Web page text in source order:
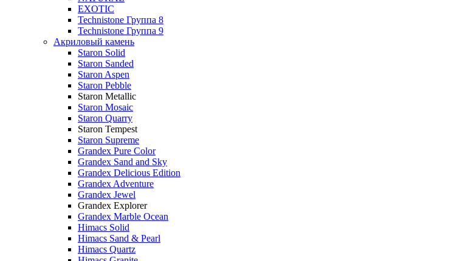
EXOTIC
Technistone Группа 8
Technistone Группа 9
Акриловый камень
Staron Solid
Staron Sanded
Staron Aspen
Staron Pebble
Staron Metallic
Staron Mosaic
Staron Quarry
Staron Tempest
Staron Supreme
Grandex Pure Color
Grandex Sand and Sky
Grandex Delicious Edition
Grandex Adventure
Grandex Jewel
Grandex Explorer
Grandex Marble Ocean
Himacs Solid
Himacs Sand & Pearl
Himacs Quartz